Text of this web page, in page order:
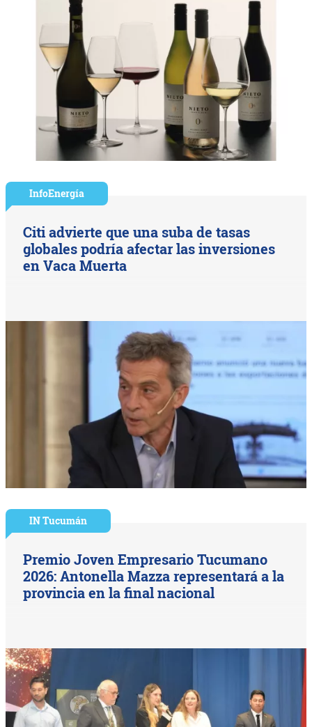
InfoEnergía
Citi advierte que una suba de tasas
globales podría afectar las inversiones
en Vaca Muerta
IN Tucumán
Premio Joven Empresario Tucumano
2026: Antonella Mazza representará a la
provincia en la final nacional